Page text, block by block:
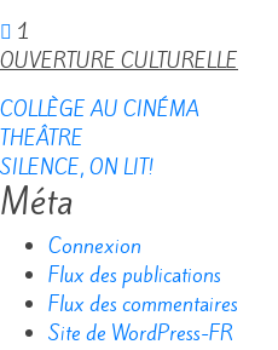
1
OUVERTURE CULTURELLE
COLLÈGE AU CINÉMA
THEÂTRE
SILENCE, ON LIT!
Méta
Connexion
Flux des publications
Flux des commentaires
Site de WordPress-FR